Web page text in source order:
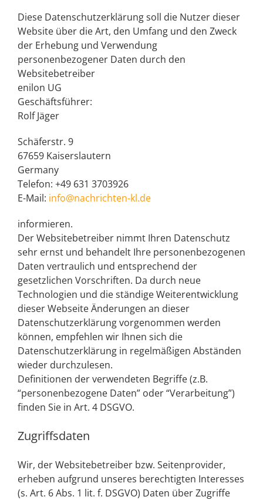
Diese Datenschutzerklärung soll die Nutzer dieser
Website über die Art, den Umfang und den Zweck
der Erhebung und Verwendung
personenbezogener Daten durch den
Websitebetreiber
enilon UG
Geschäftsführer:
Rolf Jäger
Schäferstr. 9
67659 Kaiserslautern
Germany
Telefon: +49 631 3703926
E-Mail: info@nachrichten-kl.de
informieren.
Der Websitebetreiber nimmt Ihren Datenschutz
sehr ernst und behandelt Ihre personenbezogenen
Daten vertraulich und entsprechend der
gesetzlichen Vorschriften. Da durch neue
Technologien und die ständige Weiterentwicklung
dieser Webseite Änderungen an dieser
Datenschutzerklärung vorgenommen werden
können, empfehlen wir Ihnen sich die
Datenschutzerklärung in regelmäßigen Abständen
wieder durchzulesen.
Definitionen der verwendeten Begriffe (z.B.
“personenbezogene Daten” oder “Verarbeitung”)
finden Sie in Art. 4 DSGVO.
Zugriffsdaten
Wir, der Websitebetreiber bzw. Seitenprovider,
erheben aufgrund unseres berechtigten Interesses
(s. Art. 6 Abs. 1 lit. f. DSGVO) Daten über Zugriffe